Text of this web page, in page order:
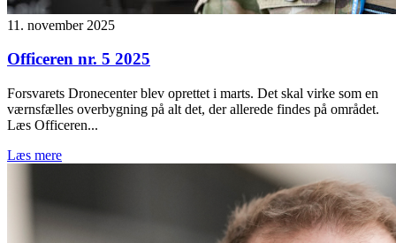
11. november 2025
Officeren nr. 5 2025
Forsvarets Dronecenter blev oprettet i marts. Det skal virke som en
værnsfælles overbygning på alt det, der allerede findes på området.
Læs Officeren...
Læs mere